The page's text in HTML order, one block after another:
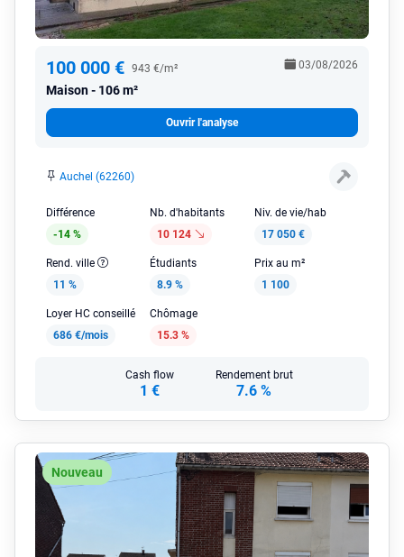
100 000 € 943 €/m²
Maison 106 m²
03/08/2026
Ouvrir l'analyse
Auchel (62260)
Différence
-14 %
Nb. d'habitants
10 124
Niv. de vie/hab
17 050 €
Rend. ville
11 %
Étudiants
8.9 %
Prix au m²
1 100
Loyer HC conseillé
686 €/mois
Chômage
15.3 %
Cash flow
1 €
Rendement brut
7.6 %
Nouveau